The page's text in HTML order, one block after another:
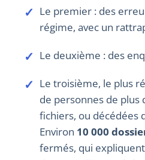
Le premier : des
régime, avec un
Le deuxième : des
Le troisième, le plus
de personnes de plus
fichiers, ou décédées
Environ 10 000
fermés, qui